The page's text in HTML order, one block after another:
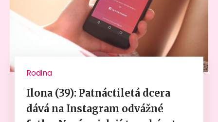
Rodina
Ilona (39): Patnáctiletá dcera
dává na Instagram odvážné